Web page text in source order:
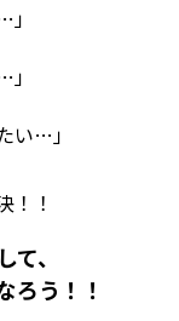
い…」
！！
、
ろう！！